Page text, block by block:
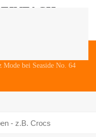
bei Seaside No. 64